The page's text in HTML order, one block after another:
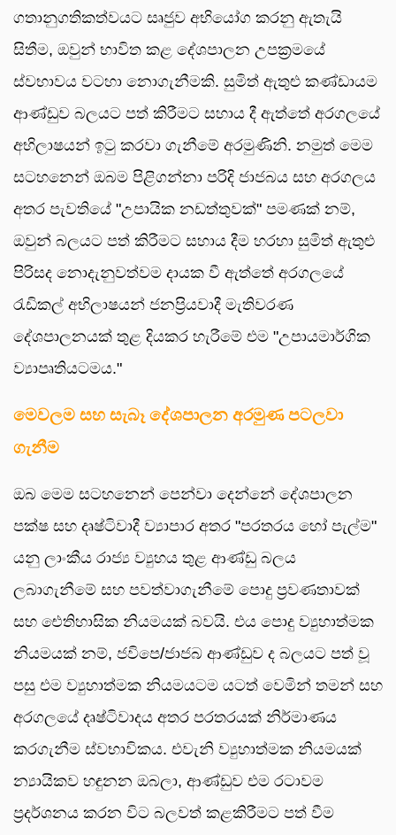
ගතානුගතිකත්වයට සෘජුව අභියෝග කරනු ඇතැයි
සිතීම, ඔවුන් භාවිත කළ දේශපාලන උපක්‍රමයේ
ස්වභාවය වටහා නොගැනීමකි. සුමිත් ඇතුළු කණ්ඩායම
ආණ්ඩුව බලයට පත් කිරීමට සහාය දී ඇත්තේ අරගලයේ
අභිලාෂයන් ඉටු කරවා ගැනීමේ අරමුණිනි. නමුත් මෙම
සටහනෙන් ඔබම පිළිගන්නා පරිදි ජාජබය සහ අරගලය
අතර පැවතියේ "උපායික නඩත්තුවක්" පමණක් නම්,
ඔවුන් බලයට පත් කිරීමට සහාය දීම හරහා සුමිත් ඇතුළු
පිරිසද නොදැනුවත්වම දායක වී ඇත්තේ අරගලයේ
රැඩිකල් අභිලාෂයන් ජනප්‍රියවාදී මැතිවරණ
දේශපාලනයක් තුළ දියකර හැරීමේ එම "උපායමාර්ගික
ව්‍යාපෘතියටමය."
මෙවලම සහ සැබෑ දේශපාලන අරමුණ පටලවා
ගැනීම
ඔබ මෙම සටහනෙන් පෙන්වා දෙන්නේ දේශපාලන
පක්ෂ සහ දෘෂ්ටිවාදී ව්‍යාපාර අතර "පරතරය හෝ පැල්ම"
යනු ලාංකීය රාජ්‍ය ව්‍යුහය තුළ ආණ්ඩු බලය
ලබාගැනීමේ සහ පවත්වාගැනීමේ පොදු ප්‍රවණතාවක්
සහ ඓතිහාසික නියමයක් බවයි. එය පොදු ව්‍යුහාත්මක
නියමයක් නම්, ජවිපෙ/ජාජබ ආණ්ඩුව ද බලයට පත් වූ
පසු එම ව්‍යුහාත්මක නියමයටම යටත් වෙමින් තමන් සහ
අරගලයේ දෘෂ්ටිවාදය අතර පරතරයක් නිර්මාණය
කරගැනීම ස්වභාවිකය. එවැනි ව්‍යුහාත්මක නියමයක්
න්‍යායිකව හඳුනන ඔබලා, ආණ්ඩුව එම රටාවම
ප්‍රදර්ශනය කරන විට බලවත් කළකිරීමට පත් වීම